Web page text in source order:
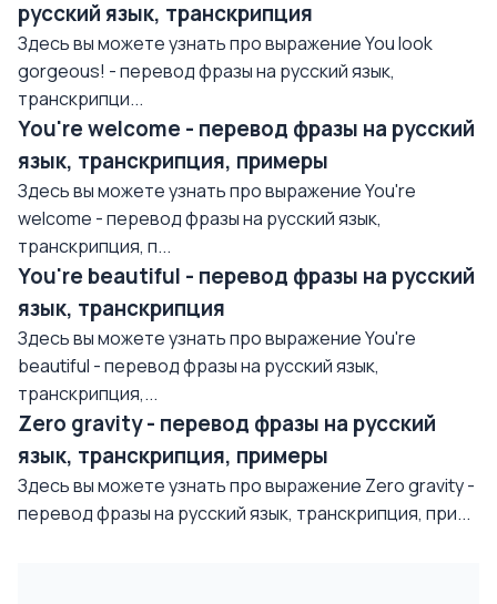
русский язык, транскрипция
Здесь вы можете узнать про выражение You look
gorgeous! - перевод фразы на русский язык,
транскрипци...
You're welcome - перевод фразы на русский
язык, транскрипция, примеры
Здесь вы можете узнать про выражение You're
welcome - перевод фразы на русский язык,
транскрипция, п...
You're beautiful - перевод фразы на русский
язык, транскрипция
Здесь вы можете узнать про выражение You're
beautiful - перевод фразы на русский язык,
транскрипция,...
Zero gravity - перевод фразы на русский
язык, транскрипция, примеры
Здесь вы можете узнать про выражение Zero gravity -
перевод фразы на русский язык, транскрипция, при...